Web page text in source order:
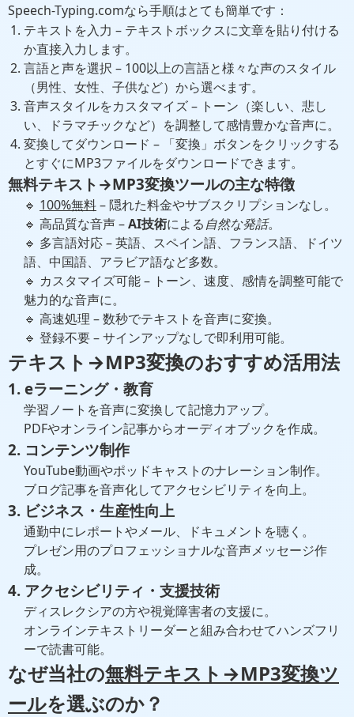
Speech-Typing.comなら手順はとても簡単です：
テキストを入力 – テキストボックスに文章を貼り付ける
か直接入力します。
言語と声を選択 – 100以上の言語と様々な声のスタイル
（男性、女性、子供など）から選べます。
音声スタイルをカスタマイズ – トーン（楽しい、悲し
い、ドラマチックなど）を調整して感情豊かな音声に。
変換してダウンロード – 「変換」ボタンをクリックする
とすぐにMP3ファイルをダウンロードできます。
無料テキスト→MP3変換ツールの主な特徴
🔹 100%無料– 隠れた料金やサブスクリプションなし。
🔹 高品質な音声 –AI技術による自然な発話。
🔹 多言語対応 – 英語、スペイン語、フランス語、ドイツ
語、中国語、アラビア語など多数。
🔹 カスタマイズ可能 – トーン、速度、感情を調整可能で
魅力的な音声に。
🔹 高速処理 – 数秒でテキストを音声に変換。
🔹 登録不要 – サインアップなしで即利用可能。
テキスト→MP3変換のおすすめ活用法
1. eラーニング・教育
学習ノートを音声に変換して記憶力アップ。
PDFやオンライン記事からオーディオブックを作成。
2. コンテンツ制作
YouTube動画やポッドキャストのナレーション制作。
ブログ記事を音声化してアクセシビリティを向上。
3. ビジネス・生産性向上
通勤中にレポートやメール、ドキュメントを聴く。
プレゼン用のプロフェッショナルな音声メッセージ作
成。
4. アクセシビリティ・支援技術
ディスレクシアの方や視覚障害者の支援に。
オンラインテキストリーダーと組み合わせてハンズフリ
ーで読書可能。
なぜ当社の無料テキスト→MP3変換ツ
ールを選ぶのか？